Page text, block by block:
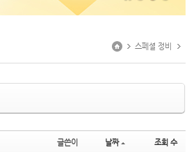
스페셜 정비
글쓴이 날짜 조회 수